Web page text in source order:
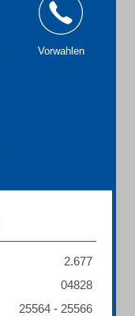
Vorwahlen
2.677
04828
25564 - 25566